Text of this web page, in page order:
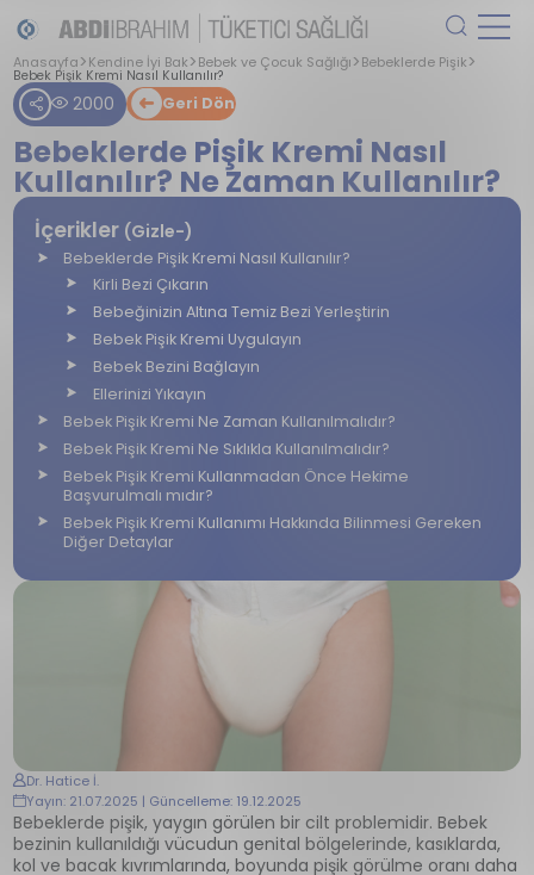
Anasayfa Kendine İyi Bak Bebek ve Çocuk Sağlığı Bebeklerde Pişik
Bebek Pişik Kremi Nasıl Kullanılır?
2000 Geri Dön
Bebeklerde Pişik Kremi Nasıl
Kullanılır? Ne Zaman Kullanılır?
Dr. Hatice İ.
Yayın: 21.07.2025 | Güncelleme: 19.12.2025
Bebeklerde pişik, yaygın görülen bir cilt problemidir. Bebek
bezinin kullanıldığı vücudun genital bölgelerinde, kasıklarda,
kol ve bacak kıvrımlarında, boyunda pişik görülme oranı daha
İçerikler (Gizle-)
Bebeklerde Pişik Kremi Nasıl Kullanılır?
Kirli Bezi Çıkarın
Bebeğinizin Altına Temiz Bezi Yerleştirin
Bebek Pişik Kremi Uygulayın
Bebek Bezini Bağlayın
Ellerinizi Yıkayın
Bebek Pişik Kremi Ne Zaman Kullanılmalıdır?
Bebek Pişik Kremi Ne Sıklıkla Kullanılmalıdır?
Bebek Pişik Kremi Kullanmadan Önce Hekime
Başvurulmalı mıdır?
Bebek Pişik Kremi Kullanımı Hakkında Bilinmesi Gereken
Diğer Detaylar